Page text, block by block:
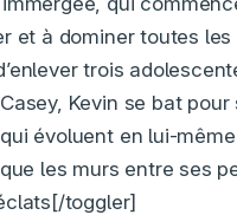
et à dominer toutes les
trois
Kevin se bat pour
évoluent en lui-
les murs entre ses
toggler]